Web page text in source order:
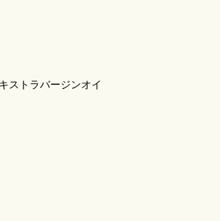
ストラバージンオイ